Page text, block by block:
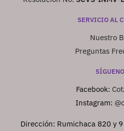
SERVICIO AL
Nuestro
Preguntas
Facebook:
Instagram:
Dirección: Rumichaca 820 y